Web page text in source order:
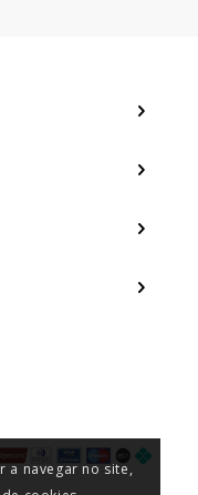
a navegar no site,